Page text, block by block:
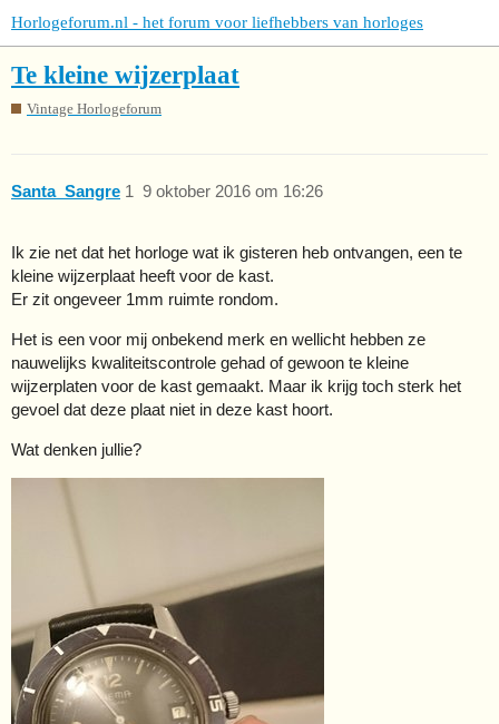
Horlogeforum.nl - het forum voor liefhebbers van horloges
Te kleine wijzerplaat
Vintage Horlogeforum
Santa_Sangre 9 oktober 2016 om 16:26
1
Ik zie net dat het horloge wat ik gisteren heb ontvangen, een te
kleine wijzerplaat heeft voor de kast.
Er zit ongeveer 1mm ruimte rondom.
Het is een voor mij onbekend merk en wellicht hebben ze
nauwelijks kwaliteitscontrole gehad of gewoon te kleine
wijzerplaten voor de kast gemaakt. Maar ik krijg toch sterk het
gevoel dat deze plaat niet in deze kast hoort.
Wat denken jullie?